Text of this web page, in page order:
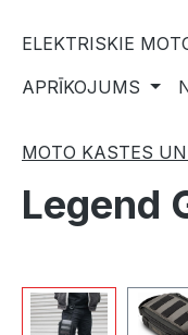
ELEKTRISKIE
APRĪKOJUMS
MOTO KASTES
Legend
Skip image gallery